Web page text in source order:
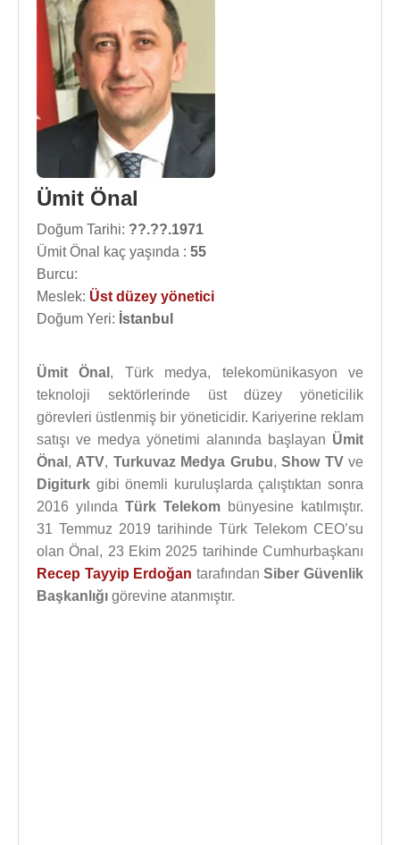
Ümit Önal
Doğum Tarihi: ??.??.1971
Ümit Önal kaç yaşında : 55
Burcu:
Meslek: Üst düzey yönetici
Doğum Yeri: İstanbul
Ümit Önal , Türk medya, telekomünikasyon ve
teknoloji sektörlerinde üst düzey yöneticilik
görevleri üstlenmiş bir yöneticidir. Kariyerine reklam
satışı ve medya yönetimi alanında başlayan Ümit
Önal , ATV, Turkuvaz Medya Grubu,Show TVve
Digiturk gibi önemli kuruluşlarda çalıştıktan sonra
2016 yılında Türk Telekom bünyesine katılmıştır.
31 Temmuz 2019 tarihinde Türk Telekom CEO’su
olan Önal, 23 Ekim 2025 tarihinde Cumhurbaşkanı
Recep Tayyip Erdoğan tarafındanSiber Güvenlik
Başkanlığı görevine atanmıştır.